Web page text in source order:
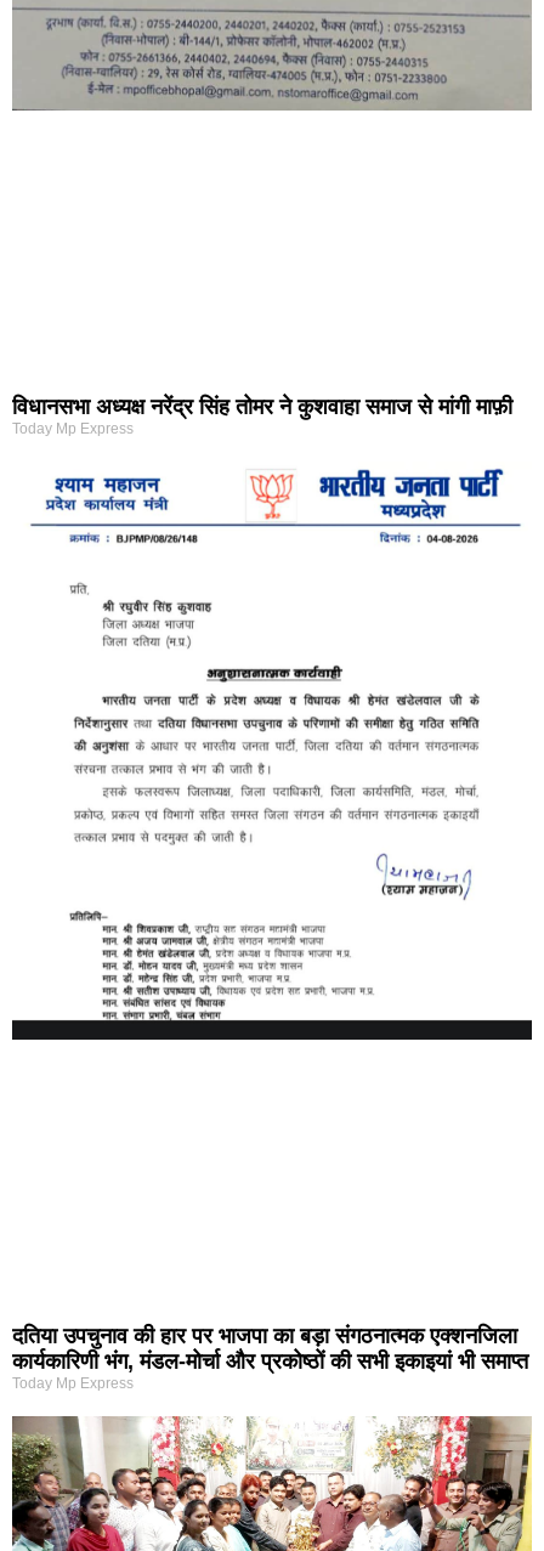
विधानसभा अध्यक्ष नरेंद्र सिंह तोमर ने कुशवाहा समाज से मांगी माफ़ी
Today Mp Express
दतिया उपचुनाव की हार पर भाजपा का बड़ा संगठनात्मक एक्शनजिला
कार्यकारिणी भंग, मंडल-मोर्चा और प्रकोष्ठों की सभी इकाइयां भी समाप्त
Today Mp Express